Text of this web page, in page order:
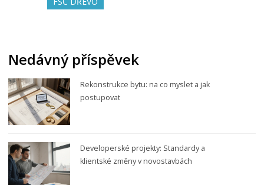
Nedávný příspěvek
Rekonstrukce bytu: na co myslet a jak
postupovat
Developerské projekty: Standardy a
klientské změny v novostavbách